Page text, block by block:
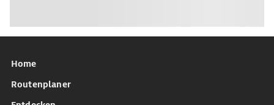
Home
Routenplaner